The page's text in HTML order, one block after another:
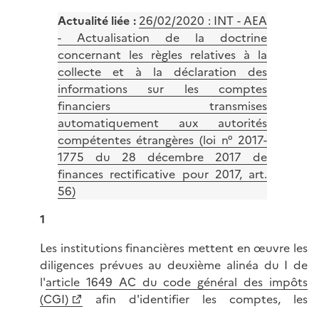
Actualité liée : 26/02/2020 : INT - AEA
- Actualisation de la doctrine
concernant les règles relatives à la
collecte et à la déclaration des
informations sur les comptes
financiers transmises
automatiquement aux autorités
compétentes étrangères (loi n° 2017-
1775 du 28 décembre 2017 de
finances rectificative pour 2017, art.
56)
1
Les institutions financières mettent en œuvre les
diligences prévues au deuxième alinéa du I de
l'article 1649 AC du code général des impôts
(CGI)
afin d'identifier les comptes, les